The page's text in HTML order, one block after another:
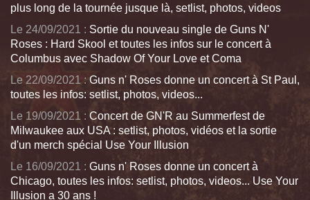
plus long de la tournée jusque là, setlist, photos, videos
Le 24/09/2021 : Sortie du nouveau single de Guns N'
Roses : Hard Skool et toutes les infos sur le concert à
Columbus avec Shadow Of Your Love et Coma
Le 22/09/2021 : Guns n' Roses donne un concert à St Paul,
toutes les infos: setlist, photos, videos...
Le 19/09/2021 : Concert de GN'R au Summerfest de
Milwaukee aux USA : setlist, photos, vidéos et la sortie
d'un merch spécial Use Your Illusion
Le 16/09/2021 : Guns n' Roses donne un concert à
Chicago, toutes les infos: setlist, photos, videos... Use Your
Illusion a 30 ans !